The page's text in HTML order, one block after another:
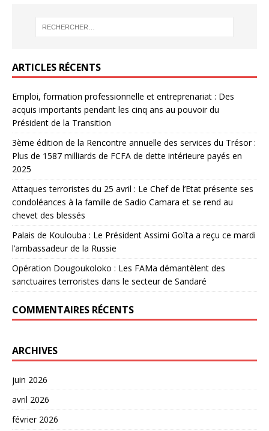
ARTICLES RÉCENTS
Emploi, formation professionnelle et entreprenariat : Des
acquis importants pendant les cinq ans au pouvoir du
Président de la Transition
3ème édition de la Rencontre annuelle des services du Trésor :
Plus de 1587 milliards de FCFA de dette intérieure payés en
2025
Attaques terroristes du 25 avril : Le Chef de l’Etat présente ses
condoléances à la famille de Sadio Camara et se rend au
chevet des blessés
Palais de Koulouba : Le Président Assimi Goïta a reçu ce mardi
l’ambassadeur de la Russie
Opération Dougoukoloko : Les FAMa démantèlent des
sanctuaires terroristes dans le secteur de Sandaré
COMMENTAIRES RÉCENTS
ARCHIVES
juin 2026
avril 2026
février 2026